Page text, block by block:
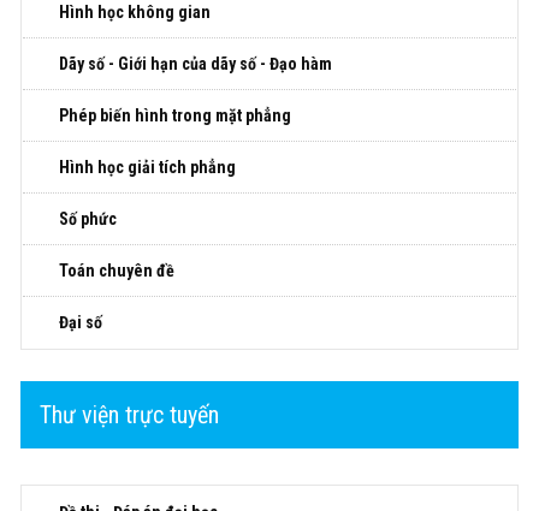
Hình học không gian
Dãy số - Giới hạn của dãy số - Đạo hàm
Phép biến hình trong mặt phẳng
Hình học giải tích phẳng
Số phức
Toán chuyên đề
Đại số
Thư viện trực tuyến